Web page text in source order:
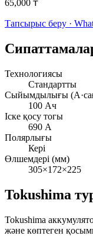
65,000 ₸
Тапсырыс беру ·
Технологиясы
Стандартты
Сыйымдылығы
100 Ач
Іске қосу тогы
690 А
Полярлығы
Кері
Өлшемдері (мм)
305×172×225
Tokushima
Tokushima
және көптеген